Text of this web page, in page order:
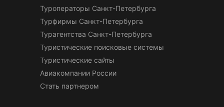
Туроператоры Санкт-Петербурга
Турфирмы Санкт-Петербурга
Турагентства Санкт-Петербурга
Туристические поисковые системы
Туристические сайты
Авиакомпании России
Стать партнером